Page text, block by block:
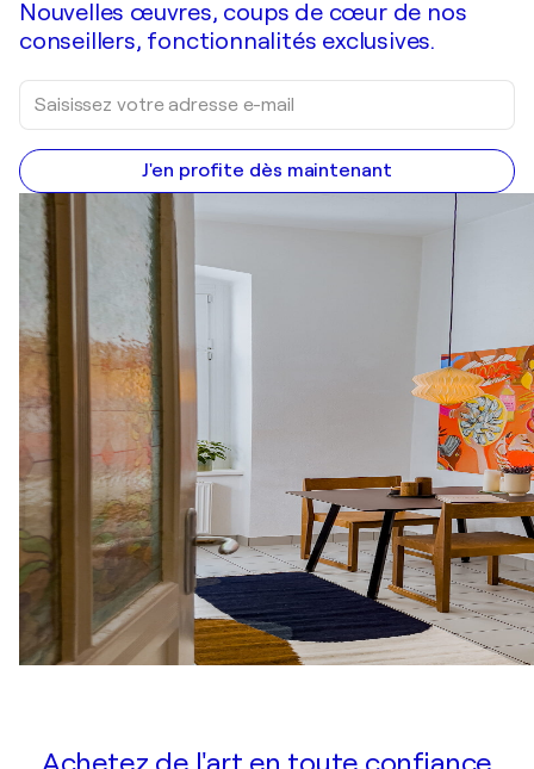
Nouvelles œuvres, coups de cœur de nos
conseillers, fonctionnalités exclusives.
J'en profite dès maintenant